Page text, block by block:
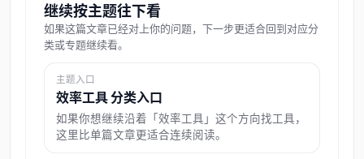
继续按主题往下看
如果这篇文章已经对上你的问题，下一步更适合回到对应分
类或专题继续看。
主题入口
效率工具 分类入口
如果你想继续沿着「效率工具」这个方向找工具，
这里比单篇文章更适合连续阅读。